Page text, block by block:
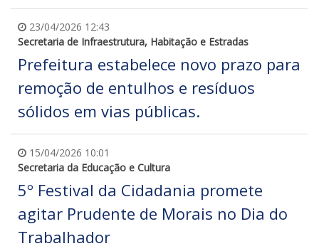
23/04/2026 12:43
Secretaria de Infraestrutura, Habitação e Estradas
Prefeitura estabelece novo prazo para
remoção de entulhos e resíduos
sólidos em vias públicas.
15/04/2026 10:01
Secretaria da Educação e Cultura
5º Festival da Cidadania promete
agitar Prudente de Morais no Dia do
Trabalhador